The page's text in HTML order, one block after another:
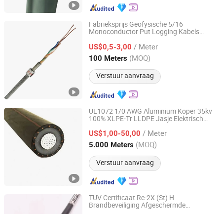
Fabrieksprijs Geofysische 5/16
Monoconductor Put Logging Kabels
US$0,5-3,00 / Meter
100 Meters (MOQ)
Verstuur aanvraag
Huadong Cable Jiaozuo Co., Ltd
Henan, China Sinds 2011
UL1072 1/0 AWG Aluminium Koper 35kv
100% XLPE-Tr LLDPE Jasje Elektrisch
Elektrische Krachtkabel
US$1,00-50,00 / Meter
5.000 Meters (MOQ)
Verstuur aanvraag
Hebei Huatong Wires & Cables Group Co., Ltd.
Hebei, China Sinds 2015
TUV Certificaat Re-2X (St) H
Brandbeveiliging Afgeschermde
Shanghai Aein Wire & Cable Co., Ltd.